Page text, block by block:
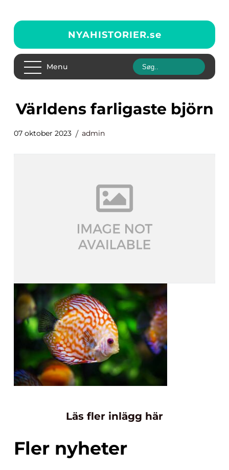
NYAHISTORIER.se
Menu
världens farligaste björn
07 oktober 2023 admin
Läs fler inlägg här
Fler nyheter